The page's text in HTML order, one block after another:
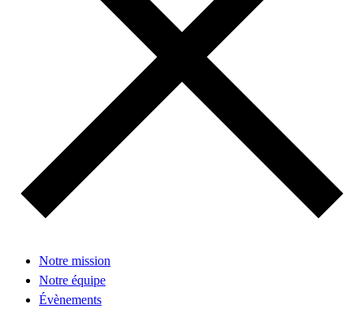
Notre mission
Notre équipe
Évènements